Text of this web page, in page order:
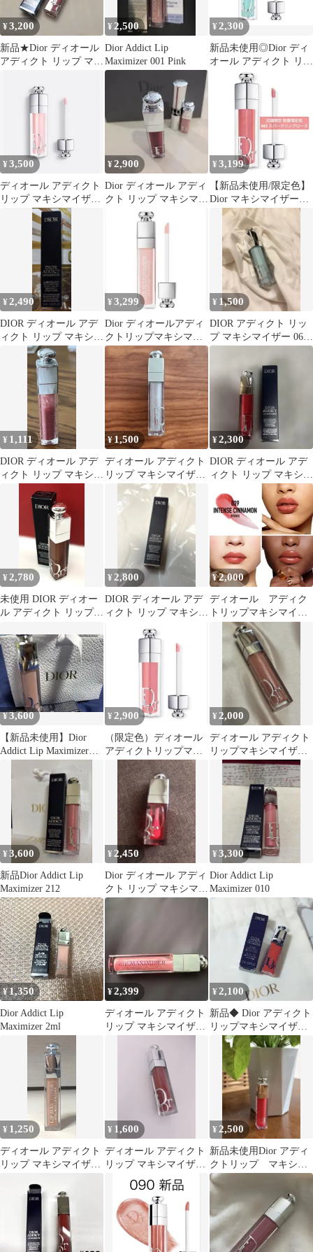
¥3,200
新品★Dior ディオール
アディクト リップ マキ
¥ 2,500
Dior Addict Lip
Maximizer 001 Pink
¥ 2,300
新品未使用◎Dior ディ
オール アディクト リッ
プ マキシマイザー 094
¥3,500
ディオール アディクト
リップ マキシマイザー
001 ピンク
¥2,900
Dior ディオール アディ
クト リップ マキシマイ
ザー 024☆おまけ付き
¥ 3,199
【新品未使用/限定色】
Dior マキシマイザー
083 スパークリングロ
¥ 2,490
DIOR ディオール アデ
ィクト リップ マキシマ
イザー 090
¥ 3,299
Dior ディオールアディ
クトリップマキシマイ
ザー 001 ピンク
¥ 1,500
DIOR アディクト リッ
プ マキシマイザー 065
アイシーブルー
¥ 1,111
DIOR ディオール アデ
ィクト リップ マキシマ
¥1,500
ディオール アディクト
リップ マキシマイザー
¥2,300
DIOR ディオール アデ
ィクト リップ マキシマ
¥2,780
未使用 DIOR ディオー
ル アディクト リップ
¥2,800
DIOR ディオール アデ
ィクト リップ マキシマ
¥2,000
ディオール アディク
トリップマキシマイザ
ー 039
¥3,600
【新品未使用】Dior
Addict Lip Maximizer
¥ 2,900
（限定色）ディオール
アディクトリップマキ
シマイザー056 フロス
テッド ピンク
¥ 2,000
ディオール アディクト
リップマキシマイザー
206 ピーチマニア
¥3,600
新品Dior Addict Lip
Maximizer 212
¥ 2,450
Dior ディオール アディ
クト リップ マキシマイ
ザー
¥3,300
Dior Addict Lip
Maximizer 010
¥1,350
Dior Addict Lip
Maximizer 2ml
¥2,399
ディオール アディクト
リップ マキシマイザー
¥2,100
新品◆ Dior アディクト
リップマキシマイザー
038 ローズ ヌード 2ml
¥ 1,250
ディオール アディクト
リップ マキシマイザー
¥ 1,600
ディオール アディクト
リップ マキシマイザ
ー 018
¥ 2,500
新品未使用Dior アディ
クトリップ マキシマ
イザー 028 リップグ
ロス